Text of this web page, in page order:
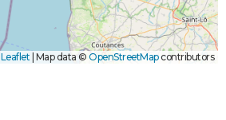
Leaflet Map data © OpenStreetMapcontributors